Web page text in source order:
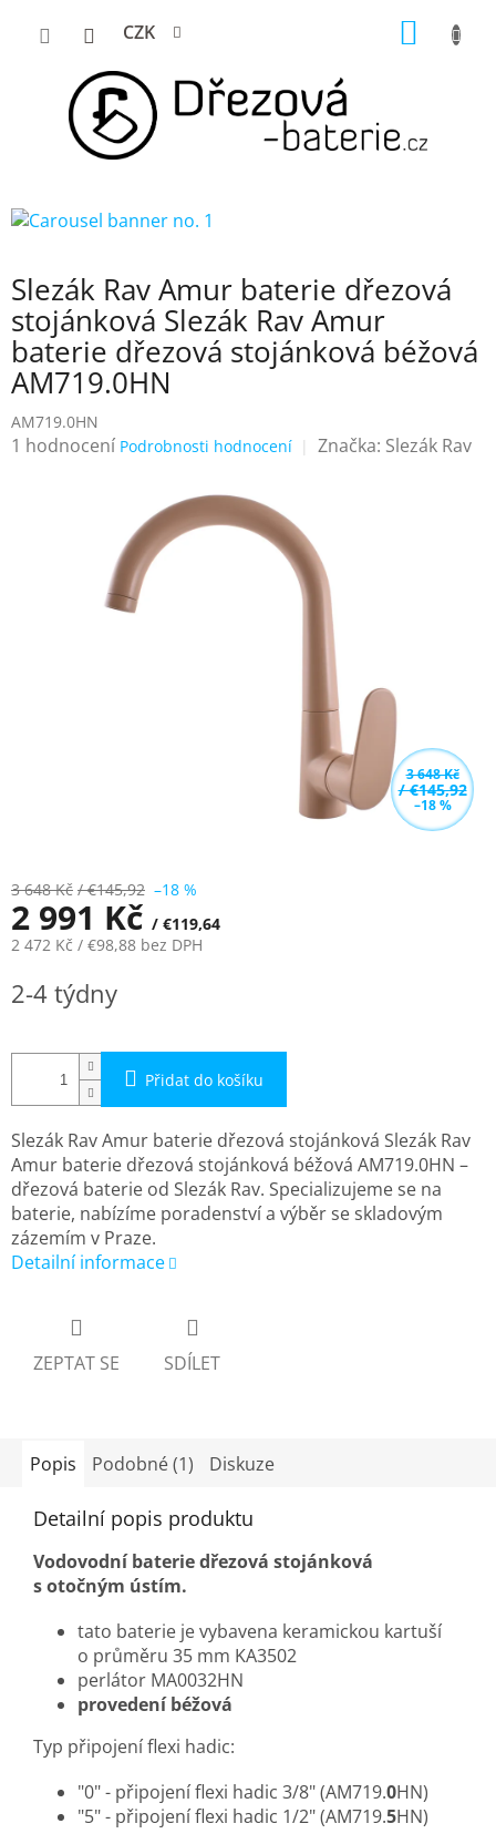
CZK
Slezák Rav Amur baterie dřezová
stojánková Slezák Rav Amur
baterie dřezová stojánková béžová
AM719.0HN
AM719.0HN
Průměrné
1 hodnocení Podrobnosti hodnocení Značka: Slezák Rav
3 648 Kč
/ €145,92
–18 %
3 648 Kč / €145,92 –18 %
2 991 Kč / €119,64
2 472 Kč / €98,88 bez DPH
cena:
2-4 týdny
Přidat do košíku
Slezák Rav Amur baterie dřezová stojánková Slezák Rav
Amur baterie dřezová stojánková béžová AM719.0HN –
dřezová baterie od Slezák Rav. Specializujeme se na
baterie, nabízíme poradenství a výběr se skladovým
zázemím v Praze.
Detailní informace
ZEPTAT SE SDÍLET
Popis Podobné (1) Diskuze
Detailní popis produktu
Vodovodní baterie dřezová stojánková
s otočným ústím.
tato baterie je vybavena keramickou kartuší
o průměru 35 mm KA3502
perlátor MA0032HN
provedení béžová
​Typ připojení flexi hadic:
"0" - připojení flexi hadic 3/8" (AM719.0HN)
"5" - připojení flexi hadic 1/2" (AM719.5HN)